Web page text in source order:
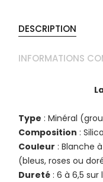
DESCRIPTION
INFORMATIONS
Type : Minéral
Composition :
Couleur : Blanche
(bleus, roses ou
Dureté : 6 à 6,5 sur